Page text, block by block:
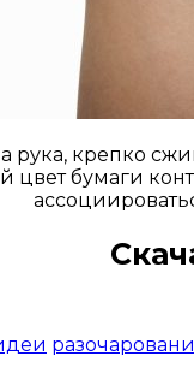
рука, крепко
бумаги